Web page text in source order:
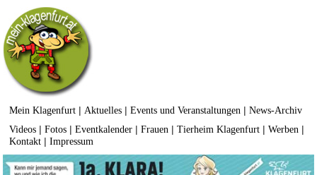
Mein Klagenfurt | Aktuelles |Events und Veranstaltungen |News-Archiv
Videos |Fotos |Eventkalender |Frauen |Tierheim Klagenfurt |Werben |
Kontakt |Impressum